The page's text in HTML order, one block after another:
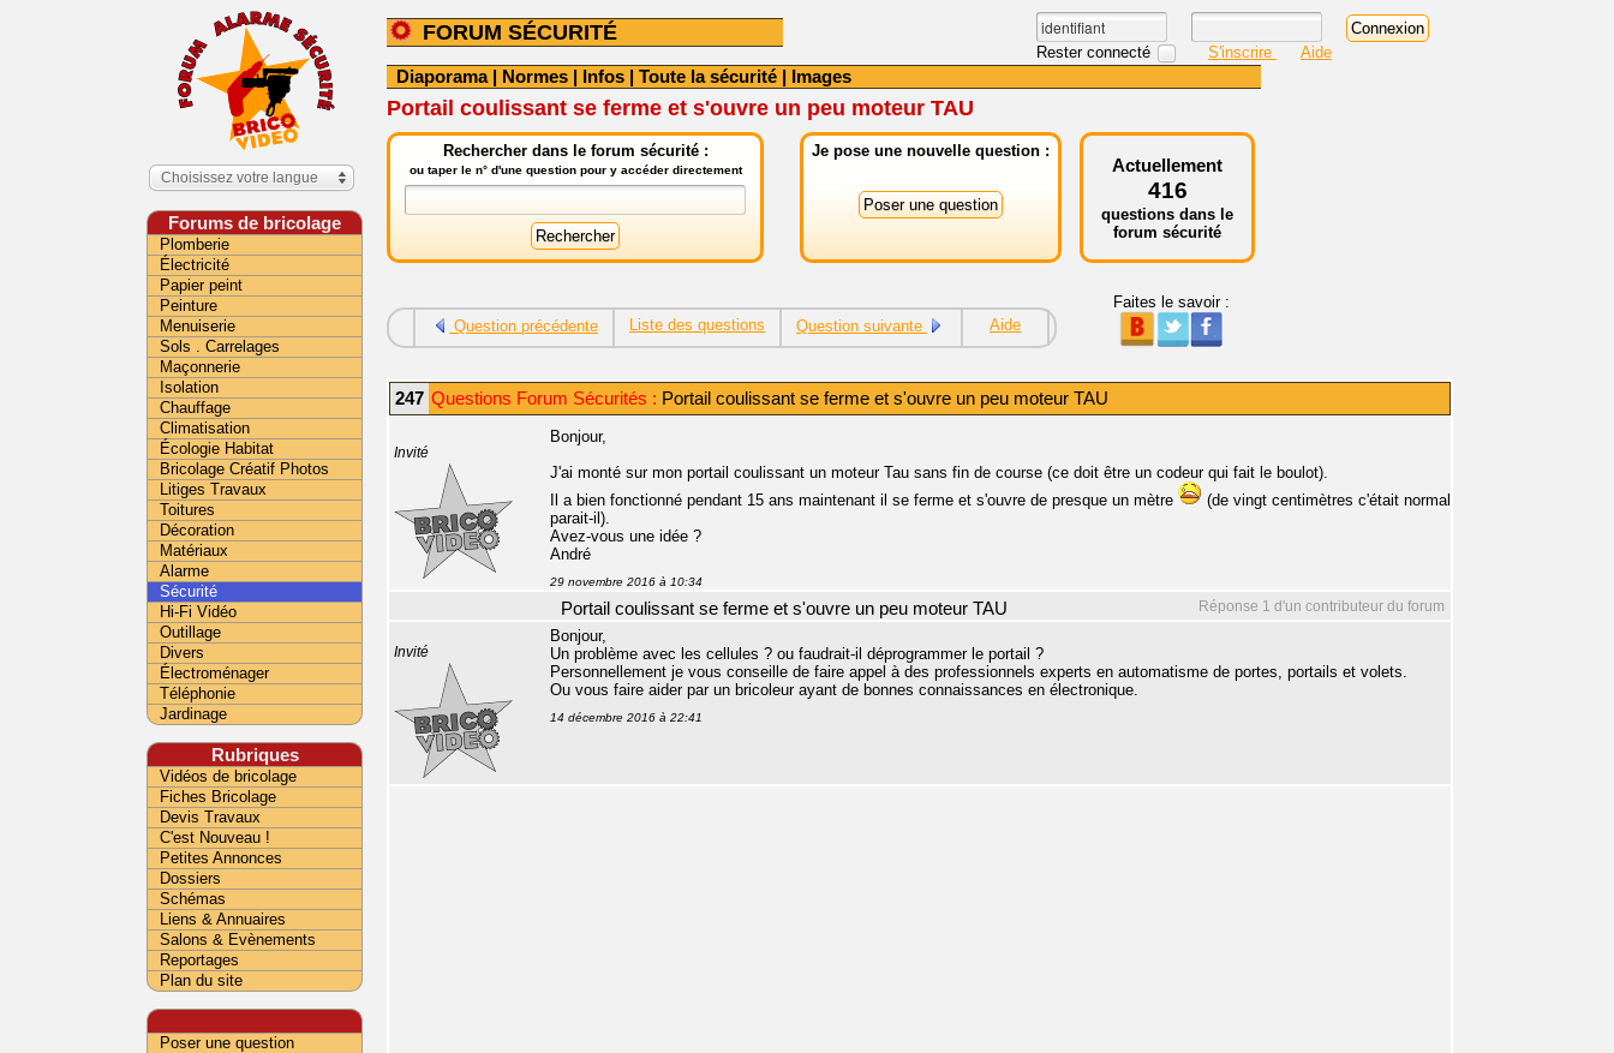
FORUM SÉCURITÉ
Rester connecté S'inscrire Aide
Diaporama| Normes | Infos | Toute la sécurité | Images
Portail coulissant se ferme et s'ouvre un peu moteur TAU
Rechercher dans le forum sécurité :
ou taper le n° d'une question pour y accéder directement
Je pose une nouvelle question :
Actuellement
416
questions dans le
forum sécurité
Question précédente Liste des questions Question suivante Aide
Faites le savoir :
247 Questions Forum Sécurités : Portail coulissant se ferme et s'ouvre un peu moteur TAU
Invité
Bonjour,
J'ai monté sur mon portail coulissant un moteur Tau sans fin de course (ce doit être un codeur qui fait le boulot).
Il a bien fonctionné pendant 15 ans maintenant il se ferme et s'ouvre de presque un mètre
(de vingt centimètres c'était normal
parait-il).
Avez-vous une idée ?
André
29 novembre 2016 à 10:34
Réponse 1 d'un contributeur du forum
Portail coulissant se ferme et s'ouvre un peu moteur TAU
Invité
Bonjour,
Un problème avec les cellules ? ou faudrait-il déprogrammer le portail ?
Personnellement je vous conseille de faire appel à des professionnels experts en automatisme de portes, portails et volets.
Ou vous faire aider par un bricoleur ayant de bonnes connaissances en électronique.
14 décembre 2016 à 22:41
Choisissez votre langue
Forums de bricolage
Plomberie
Électricité
Papier peint
Peinture
Menuiserie
Sols . Carrelages
Maçonnerie
Isolation
Chauffage
Climatisation
Écologie Habitat
Bricolage Créatif Photos
Litiges Travaux
Toitures
Décoration
Matériaux
Alarme
Sécurité
Hi-Fi Vidéo
Outillage
Divers
Électroménager
Téléphonie
Jardinage
Rubriques
Vidéos de bricolage
Fiches Bricolage
Devis Travaux
C'est Nouveau !
Petites Annonces
Dossiers
Schémas
Liens & Annuaires
Salons & Evènements
Reportages
Plan du site
Poser une question